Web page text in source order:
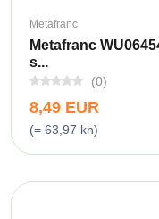
Metafranc
Metafranc
s...
(0)
8,49 EUR
(= 63,97 kn)